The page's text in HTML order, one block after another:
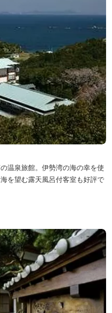
温泉旅館。伊勢湾の海の幸を使
を望む露天風呂付客室も好評で